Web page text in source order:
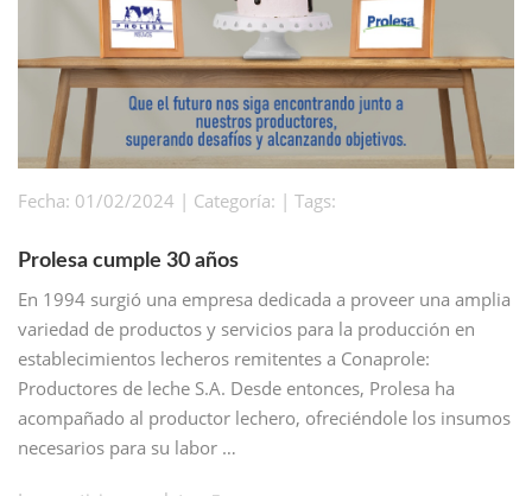
Fecha: 01/02/2024 | Categoría: | Tags:
Prolesa cumple 30 años
En 1994 surgió una empresa dedicada a proveer una amplia
variedad de productos y servicios para la producción en
establecimientos lecheros remitentes a Conaprole:
Productores de leche S.A. Desde entonces, Prolesa ha
acompañado al productor lechero, ofreciéndole los insumos
necesarios para su labor …